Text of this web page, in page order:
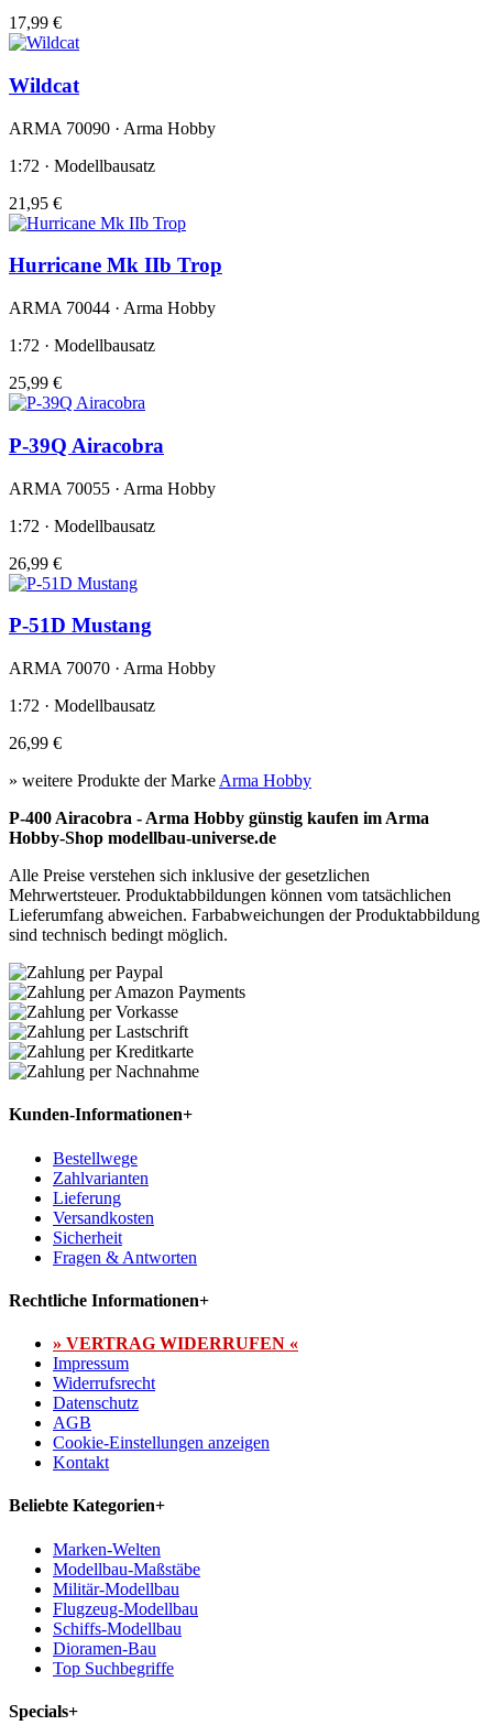
17,99 €
Wildcat
ARMA 70090 · Arma Hobby
1:72 · Modellbausatz
21,95 €
Hurricane Mk IIb Trop
ARMA 70044 · Arma Hobby
1:72 · Modellbausatz
25,99 €
P-39Q Airacobra
ARMA 70055 · Arma Hobby
1:72 · Modellbausatz
26,99 €
P-51D Mustang
ARMA 70070 · Arma Hobby
1:72 · Modellbausatz
26,99 €
» weitere Produkte der Marke Arma Hobby
P-400 Airacobra - Arma Hobby günstig kaufen im Arma
Hobby-Shop modellbau-universe.de
Alle Preise verstehen sich inklusive der gesetzlichen
Mehrwertsteuer. Produktabbildungen können vom tatsächlichen
Lieferumfang abweichen. Farbabweichungen der Produktabbildung
sind technisch bedingt möglich.
Kunden-Informationen+
Bestellwege
Zahlvarianten
Lieferung
Versandkosten
Sicherheit
Fragen & Antworten
Rechtliche Informationen+
» VERTRAG WIDERRUFEN «
Impressum
Widerrufsrecht
Datenschutz
AGB
Cookie-Einstellungen anzeigen
Kontakt
Beliebte Kategorien+
Marken-Welten
Modellbau-Maßstäbe
Militär-Modellbau
Flugzeug-Modellbau
Schiffs-Modellbau
Dioramen-Bau
Top Suchbegriffe
Specials+